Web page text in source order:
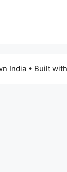
India• Built with